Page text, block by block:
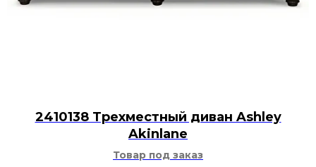
2410138 Трехместный диван Ashley
Akinlane
Товар под заказ